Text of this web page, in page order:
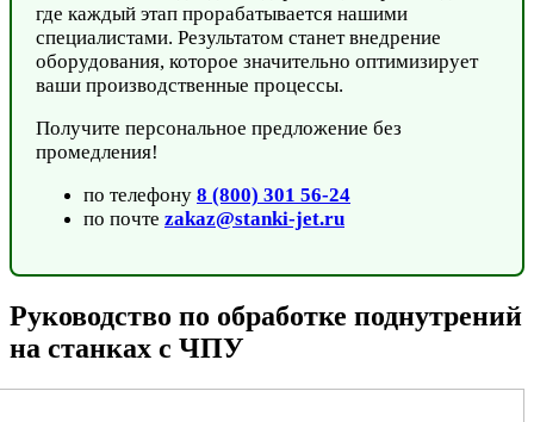
где каждый этап прорабатывается нашими
специалистами. Результатом станет внедрение
оборудования, которое значительно оптимизирует
ваши производственные процессы.
Получите персональное предложение без
промедления!
по телефону 8 (800) 301 56-24
по почте zakaz@stanki-jet.ru
Руководство по обработке поднутрений
на станках с ЧПУ